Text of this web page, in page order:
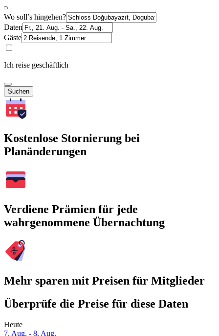
Wo soll’s hingehen?
Daten
Gäste
Ich reise geschäftlich
Suchen
Kostenlose Stornierung bei
Planänderungen
Verdiene Prämien für jede
wahrgenommene Übernachtung
Mehr sparen mit Preisen für Mitglieder
Überprüfe die Preise für diese Daten
Heute
7. Aug. - 8. Aug.